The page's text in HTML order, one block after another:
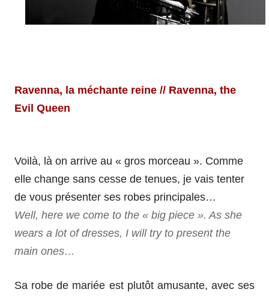
Ravenna, la méchante reine // Ravenna, the
Evil Queen
Voilà, là on arrive au « gros morceau ». Comme
elle change sans cesse de tenues, je vais tenter
de vous présenter ses robes principales…
Well, here we come to the « big piece ». As she
wears a lot of dresses, I will try to present the
main ones…
Sa robe de mariée est plutôt amusante, avec ses